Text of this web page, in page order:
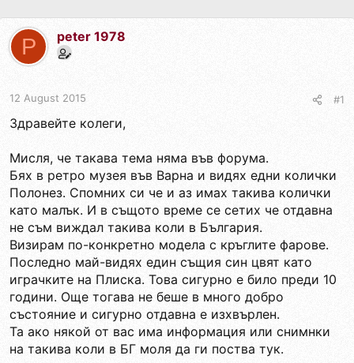
e
a
d
a
r
r
t
P peter 1978
12 August 2015 #1
Здравейте колеги,
Мисля, че такава тема няма във форума.
Бях в ретро музея във Варна и видях едни колички
Полонез. Спомних си че и аз имах такива колички
като малък. И в същото време се сетих че отдавна
не съм виждал такива коли в България.
Визирам по-конкретно модела с кръглите фарове.
Последно май-видях един същия син цвят като
играчките на Плиска. Това сигурно е било преди 10
години. Още тогава не беше в много добро
състояние и сигурно отдавна е изхвърлен.
Та ако някой от вас има информация или снимнки
на такива коли в БГ моля да ги поства тук.